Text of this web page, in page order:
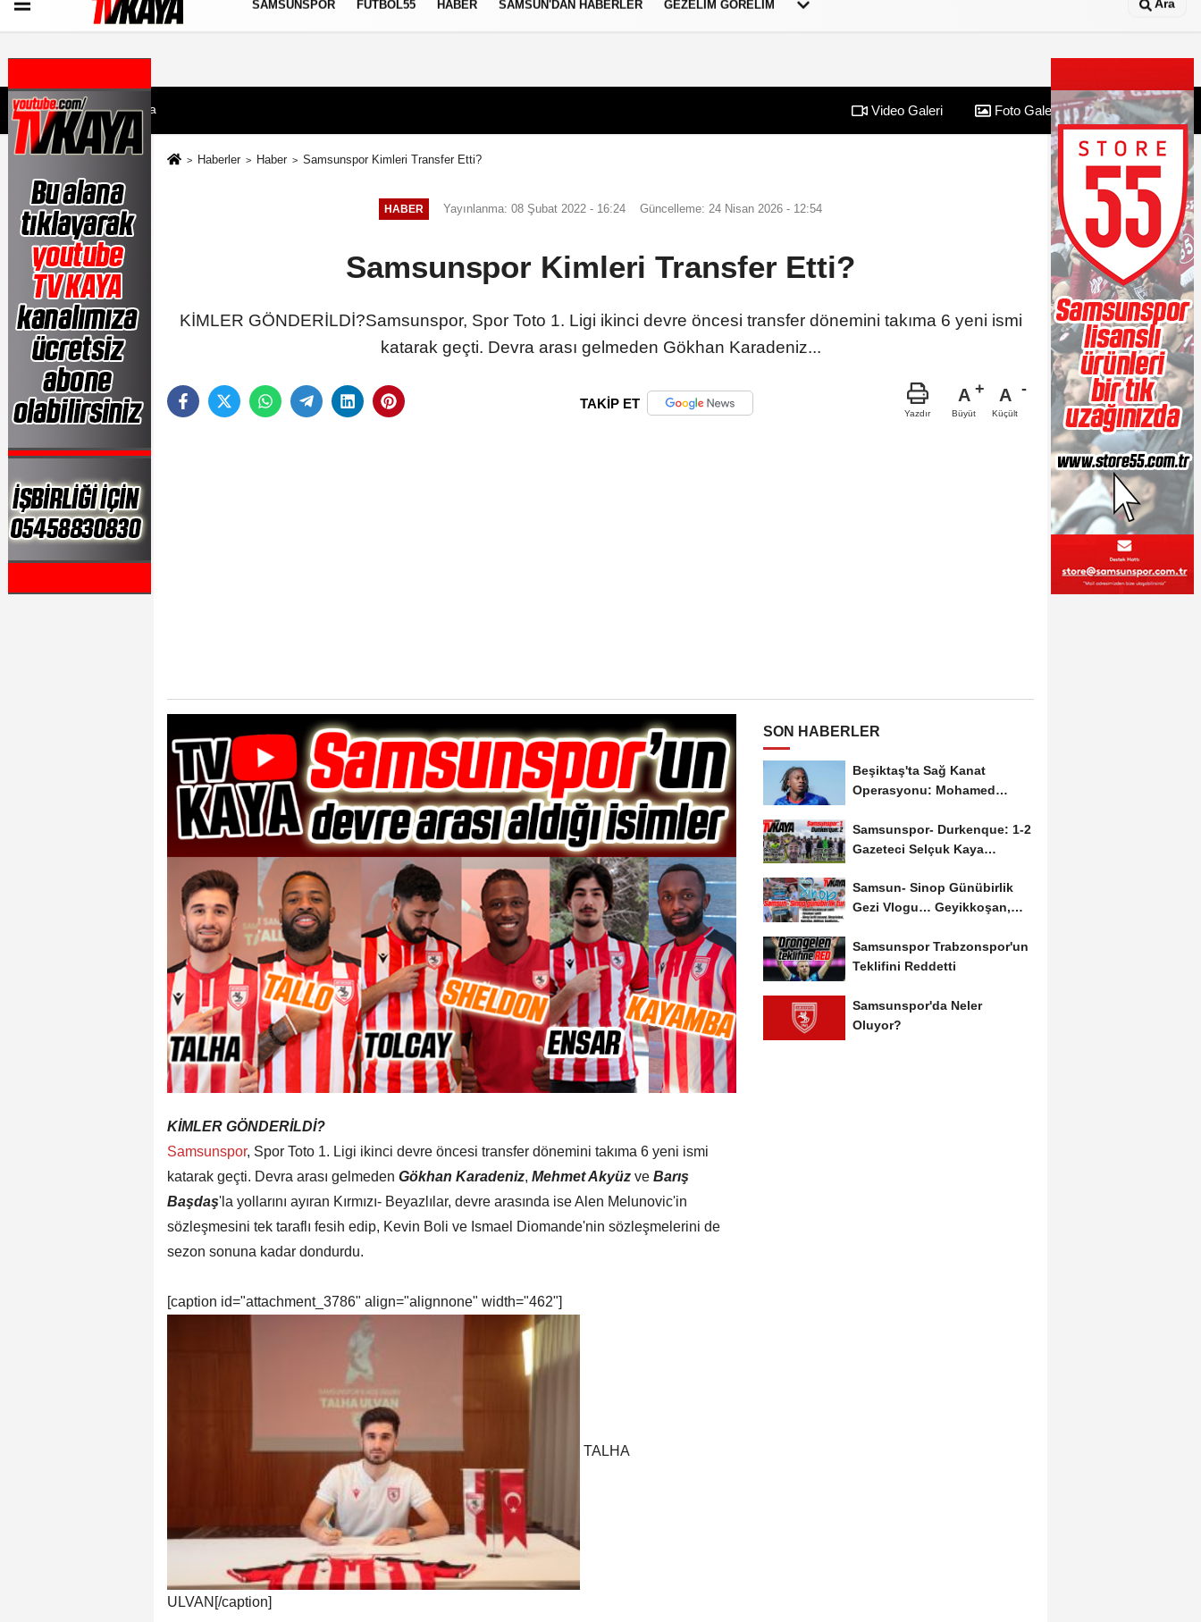
İletişim Çerez Politikası
SAMSUNSPOR FUTBOL55 HABER SAMSUN'DAN HABERLER GEZELIM GÖRELIM Ara
7 Ağustos 2026, Cuma Video Galeri Foto Galeri Yazarlar
Haberler Haber Samsunspor Kimleri Transfer Etti?
HABER Yayınlanma: 08 Şubat 2022 - 16:24 Güncelleme: 24 Nisan 2026 - 12:54
Samsunspor Kimleri Transfer Etti?
KİMLER GÖNDERİLDİ?Samsunspor, Spor Toto 1. Ligi ikinci devre öncesi transfer dönemini takıma 6 yeni ismi
katarak geçti. Devra arası gelmeden Gökhan Karadeniz...
TAKİP ET
Yazdır
A
Büyüt
A
Küçült
KİMLER GÖNDERİLDİ?
Samsunspor, Spor Toto 1. Ligi ikinci devre öncesi transfer dönemini takıma 6 yeni ismi
katarak geçti. Devra arası gelmeden Gökhan Karadeniz, Mehmet Akyüz ve Barış
Başdaş'la yollarını ayıran Kırmızı- Beyazlılar, devre arasında ise Alen Melunovic'in
sözleşmesini tek taraflı fesih edip, Kevin Boli ve Ismael Diomande'nin sözleşmelerini de
sezon sonuna kadar dondurdu.
[caption id="attachment_3786" align="alignnone" width="462"]
TALHA
ULVAN[/caption]
SON HABERLER
Beşiktaş'ta Sağ Kanat
Operasyonu: Mohamed
Samsunspor- Durkenque: 1-2
Gazeteci Selçuk Kaya
Samsun- Sinop Günübirlik
Gezi Vlogu… Geyikkoşan,
Samsunspor Trabzonspor'un
Teklifini Reddetti
Samsunspor'da Neler
Oluyor?